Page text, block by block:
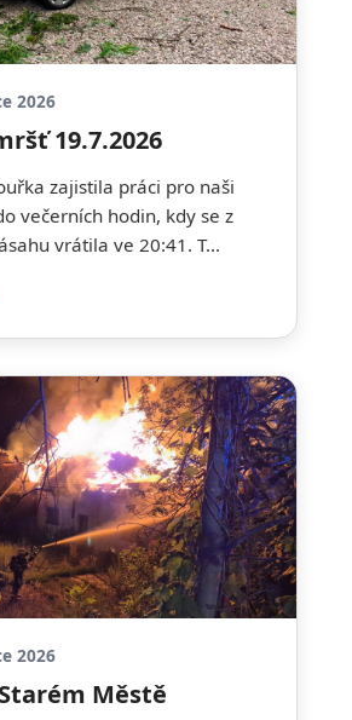
2026
19.7.2026
zajistila práci pro naši
večerních hodin, kdy se z
vrátila ve 20:41. T...
2026
Městě